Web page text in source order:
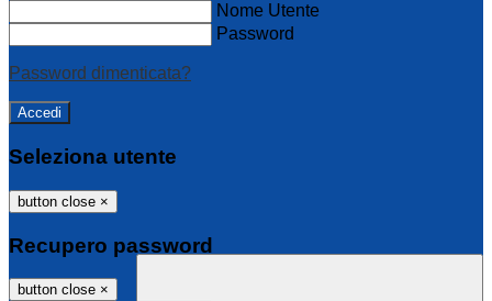
Nome Utente
Password
Password dimenticata?
Seleziona utente
button close ×
Recupero password
button close ×